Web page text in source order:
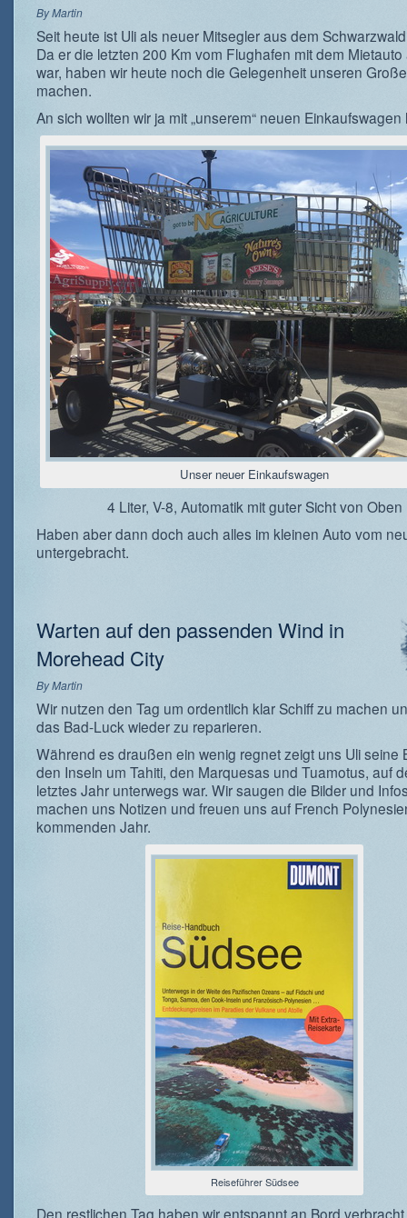
ByMartin
Seit heute ist Uli als neuer Mitsegler aus dem
Da er die letzten 200 Km vom Flughafen mit dem
war, haben wir heute noch die Gelegenheit unseren
machen.
An sich wollten wir ja mit „unserem“ neuen
Unser neuer Einkaufswagen
4 Liter, V-8, Automatik mit guter Sicht von Oben
Haben aber dann doch auch alles im kleinen Auto vom
untergebracht.
Warten auf den passenden Wind in
Morehead City
ByMartin
Wir nutzen den Tag um ordentlich klar Schiff zu machen
das Bad-Luck wieder zu reparieren.
Während es draußen ein wenig regnet zeigt uns Uli seine
den Inseln um Tahiti, den Marquesas und Tuamotus, auf
letztes Jahr unterwegs war. Wir saugen die Bilder und
machen uns Notizen und freuen uns auf French
kommenden Jahr.
Reiseführer Südsee
Den restlichen Tag haben wir entspannt an Bord